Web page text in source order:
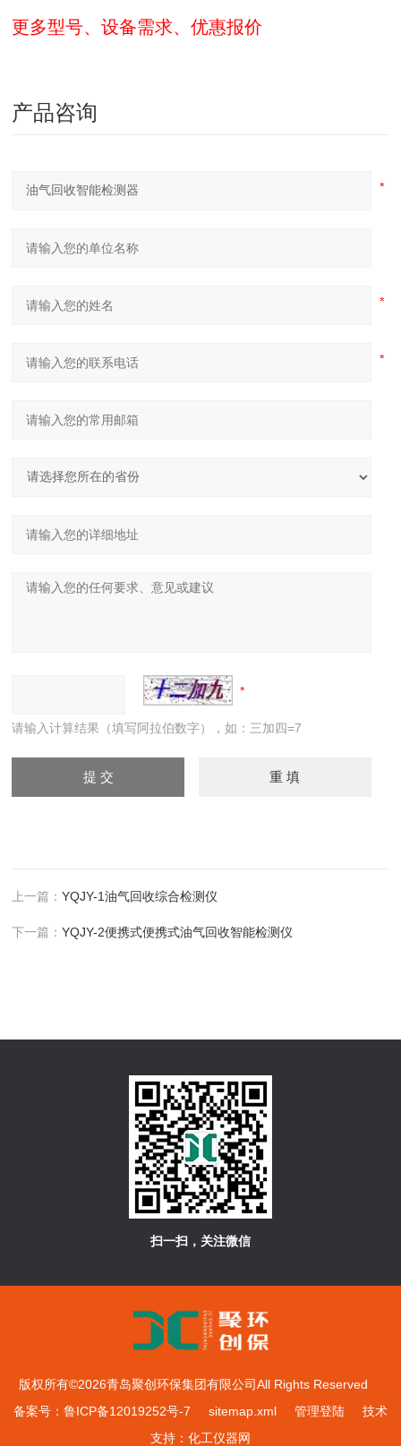
更多型号、设备需求、优惠报价
产品咨询
请输入计算结果（填写阿拉伯数字），如：三加四=7
上一篇：YQJY-1油气回收综合检测仪
下一篇：YQJY-2便携式便携式油气回收智能检测仪
扫一扫，关注微信
版权所有©2026青岛聚创环保集团有限公司All Rights Reserved
备案号：鲁ICP备12019252号-7
sitemap.xml 管理登陆技术
支持： 化工仪器网